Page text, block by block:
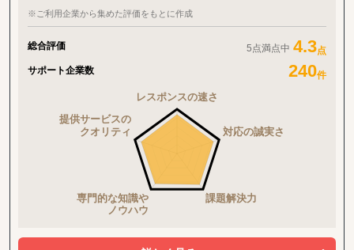
12年間海外販売を自社で行っており、全てを内製化しておりますの
で、一気通貫で伴走サポートが可能でございます。
弊社ではtoCも行っておりますため、リソースが限られております
す。本当に海外販売や、ECのパートナーを探されていて、お困り
の企業様を伴走支援したいと考えております。
人口減少や、高齢化が進む日本。先行きが不透明な時代に、私たち
が紆余曲折しながら培った海外販売の実践ノウハウを日本企業に。
【海外販売を当たり前】に行える日本を創るお手伝いが出来ました
弊社は代表を含め、多くの社員は、従業員数700名抱える日本の大
手アパレルの現場に10年いました。バイヤー、店長、スーパーバイ
ザー、マネジメント、売り場変え、売れ筋作り、仮説検証、仕組み
※ご利用企業から集めた評価をもとに作成
総合評価 5点満点中 4.3点
サポート企業数
240件